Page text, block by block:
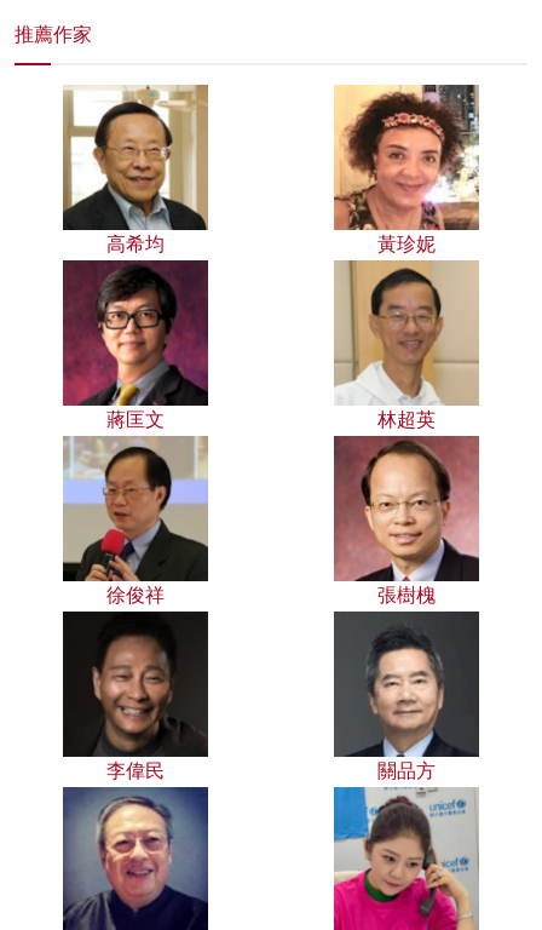
推薦作家
高希均 黃珍妮
蔣匡文 林超英
徐俊祥 張樹槐
李偉民 關品方